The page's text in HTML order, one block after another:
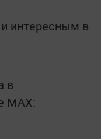
интересным в
в
MАХ: